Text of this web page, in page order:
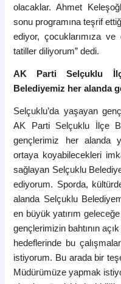
olacaklar. Ahmet
sonu programına teşrif
ediyor, çocuklarımıza ve
tatiller diliyorum” dedi.
AK Parti Selçuklu
Belediyemiz her alanda
Selçuklu’da yaşayan
AK Parti Selçuklu İlçe
gençlerimiz her alanda
ortaya koyabilecekleri
sağlayan Selçuklu
ediyorum. Sporda,
alanda Selçuklu
en büyük yatırım
gençlerimizin bahtının
hedeflerinde bu
istiyorum. Bu arada bir
Müdürümüze yapmak